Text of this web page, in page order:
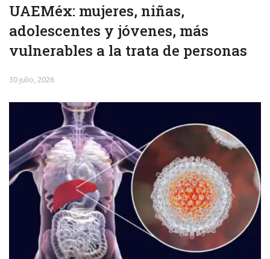
UAEMéx: mujeres, niñas,
adolescentes y jóvenes, más
vulnerables a la trata de personas
30 julio, 2026